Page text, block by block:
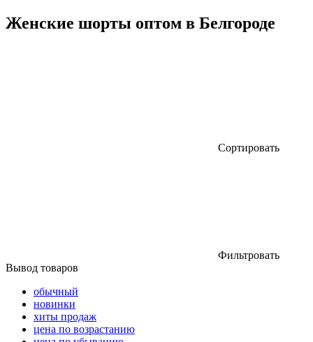
Женские шорты оптом в Белгороде
Сортировать
Фильтровать
Вывод товаров
обычный
новинки
хиты продаж
цена по возрастанию